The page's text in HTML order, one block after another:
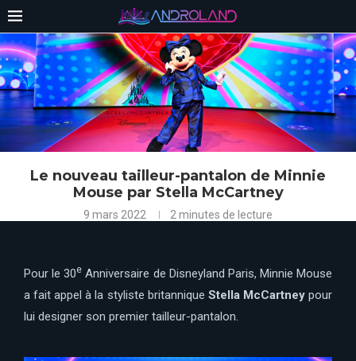
Le nouveau tailleur-pantalon de Minnie
Mouse par Stella McCartney
9 mars 2022 2 minutes de lecture
Pour le 30e Anniversaire de Disneyland Paris, Minnie Mouse
a fait appel à la styliste britannique Stella McCartneypour
lui designer son premier tailleur-pantalon.